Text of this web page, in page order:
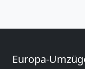
Europa-